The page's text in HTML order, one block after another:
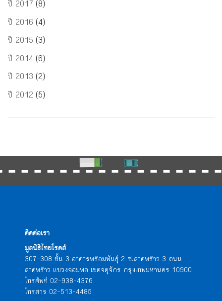
ปี 2017 (8)
ปี 2016 (4)
ปี 2015 (3)
ปี 2014 (6)
ปี 2013 (2)
ปี 2012 (5)
ติดต่อเรา
มูลนิธิไทยโรดส์
307-308 ชั้น 3 อาคารพร้อมพันธุ์ 2 ซ.ลาดพร้าว 3 ถนน
ลาดพร้าว แขวงจอมพล เขตจตุจักร กรุงเทพมหานคร 10900
โทรศัพท์ 02-938-4376
โทรสาร 02-513-4485